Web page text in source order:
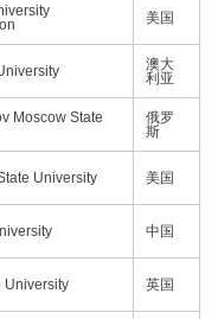
美国
澳大
利亚
Moscow State
俄罗
斯
University 美国
中国
University 英国